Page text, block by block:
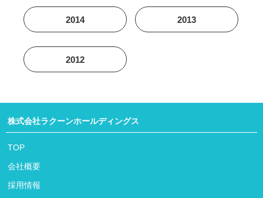
2014 2013
2012
株式会社ラクーンホールディングス
TOP
会社概要
採用情報